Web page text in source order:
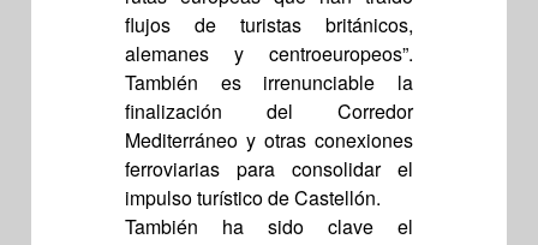
flujos de turistas británicos,
alemanes y centroeuropeos”.
También es irrenunciable la
finalización del Corredor
Mediterráneo y otras conexiones
ferroviarias para consolidar el
impulso turístico de Castellón.
También ha sido clave el